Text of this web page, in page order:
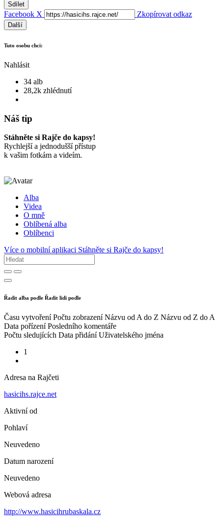
Sdílet
Facebook X Zkopírovat odkaz
Další
Tuto osobu chci:
Nahlásit
34 alb
28,2k zhlédnutí
Náš tip
Stáhněte si Rajče do kapsy!
Rychlejší a jednodušší přístup
k vašim fotkám a videím.
Alba
Videa
O mně
Oblíbená alba
Oblíbenci
Více o mobilní aplikaci Stáhněte si Rajče do kapsy!
Řadit alba podle Řadit lidi podle
Času vytvoření Počtu zobrazení Názvu od A do Z Názvu od Z do A
Data pořízení Posledního komentáře
Počtu sledujících Data přidání Uživatelského jména
1
Adresa na Rajčeti
hasicihs.rajce.net
Aktivní od
Pohlaví
Neuvedeno
Datum narození
Neuvedeno
Webová adresa
http://www.hasicihrubaskala.cz